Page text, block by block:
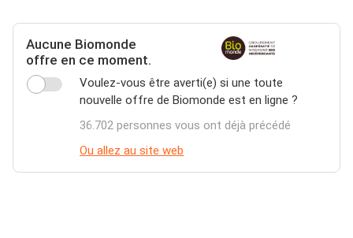
Aucune Biomonde
offre en ce moment.
Voulez-vous être averti(e) si une toute
nouvelle offre de Biomonde est en ligne ?
36.702 personnes vous ont déjà précédé
Ou allez au site web